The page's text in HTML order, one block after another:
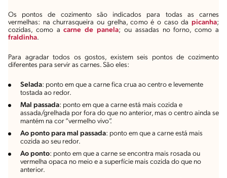
Os pontos de cozimento são indicados para todas as carnes
vermelhas: na churrasqueira ou grelha, como é o caso da picanha;
cozidas, como acarne de panela; ou assadas no forno, como a
fraldinha.
Para agradar todos os gostos, existem seis pontos de cozimento
diferentes para servir as carnes. São eles:
Selada: ponto em que a carne fica crua ao centro e levemente
tostada ao redor.
Mal passada: ponto em que a carne está mais cozida e
assada/grelhada por fora do que no anterior, mas o centro ainda se
mantém na cor “vermelho vivo”.
Ao ponto para mal passada: ponto em que a carne está mais
cozida ao seu redor.
Ao ponto: ponto em que a carne se encontra mais rosada ou
vermelha opaca no meio e a superfície mais cozida do que no
anterior.